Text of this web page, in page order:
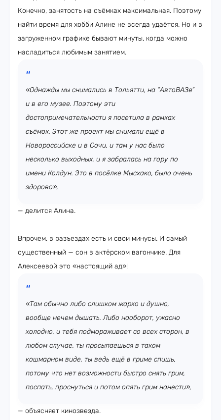
Конечно, занятость на съёмках максимальная. Поэтому
найти время для хобби Алине не всегда удаётся. Но и в
загруженном графике бывают минуты, когда можно
насладиться любимым занятием.
«Однажды мы снимались в Тольятти, на “АвтоВАЗе”
и в его музее. Поэтому эти
достопримечательности я посетила в рамках
съёмок. Этот же проект мы снимали ещё в
Новороссийске и в Сочи, и там у нас было
несколько выходных, и я забралась на гору по
имени Колдун. Это в посёлке Мысхако, было очень
здорово»,
— делится Алина.
Впрочем, в разъездах есть и свои минусы. И самый
существенный — сон в актёрском вагончике. Для
Алексеевой это «настоящий ад»!
«Там обычно либо слишком жарко и душно,
вообще нечем дышать. Либо наоборот, ужасно
холодно, и тебя подмораживает со всех сторон, в
любом случае, ты просыпаешься в таком
кошмарном виде, ты ведь ещё в гриме спишь,
потому что нет возможности быстро снять грим,
поспать, проснуться и потом опять грим нанести»,
— объясняет кинозвезда.